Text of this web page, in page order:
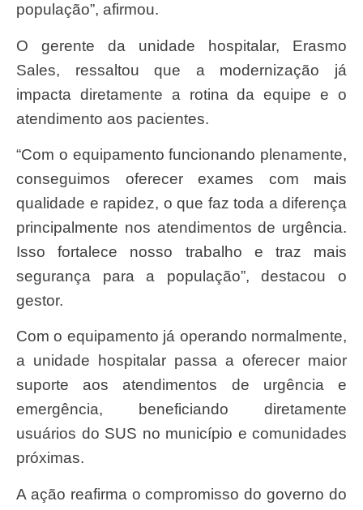
população”, afirmou.
O gerente da unidade hospitalar, Erasmo
Sales, ressaltou que a modernização já
impacta diretamente a rotina da equipe e o
atendimento aos pacientes.
“Com o equipamento funcionando plenamente,
conseguimos oferecer exames com mais
qualidade e rapidez, o que faz toda a diferença
principalmente nos atendimentos de urgência.
Isso fortalece nosso trabalho e traz mais
segurança para a população”, destacou o
gestor.
Com o equipamento já operando normalmente,
a unidade hospitalar passa a oferecer maior
suporte aos atendimentos de urgência e
emergência, beneficiando diretamente
usuários do SUS no município e comunidades
próximas.
A ação reafirma o compromisso do governo do